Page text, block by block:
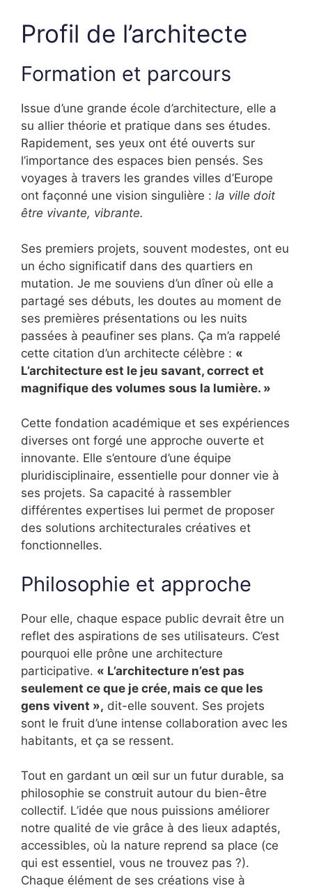
Profil de l’architecte
Formation et parcours
Issue d’une grande école d’architecture, elle a
su allier théorie et pratique dans ses études.
Rapidement, ses yeux ont été ouverts sur
l’importance des espaces bien pensés. Ses
voyages à travers les grandes villes d’Europe
ont façonné une vision singulière : la ville doit
être vivante, vibrante.
Ses premiers projets, souvent modestes, ont eu
un écho significatif dans des quartiers en
mutation. Je me souviens d’un dîner où elle a
partagé ses débuts, les doutes au moment de
ses premières présentations ou les nuits
passées à peaufiner ses plans. Ça m’a rappelé
cette citation d’un architecte célèbre : «
L’architecture est le jeu savant, correct et
magnifique des volumes sous la lumière. »
Cette fondation académique et ses expériences
diverses ont forgé une approche ouverte et
innovante. Elle s’entoure d’une équipe
pluridisciplinaire, essentielle pour donner vie à
ses projets. Sa capacité à rassembler
différentes expertises lui permet de proposer
des solutions architecturales créatives et
fonctionnelles.
Philosophie et approche
Pour elle, chaque espace public devrait être un
reflet des aspirations de ses utilisateurs. C’est
pourquoi elle prône une architecture
participative. « L’architecture n’est pas
seulement ce que je crée, mais ce que les
gens vivent », dit-elle souvent. Ses projets
sont le fruit d’une intense collaboration avec les
habitants, et ça se ressent.
Tout en gardant un œil sur un futur durable, sa
philosophie se construit autour du bien-être
collectif. L’idée que nous puissions améliorer
notre qualité de vie grâce à des lieux adaptés,
accessibles, où la nature reprend sa place (ce
qui est essentiel, vous ne trouvez pas ?).
Chaque élément de ses créations vise à